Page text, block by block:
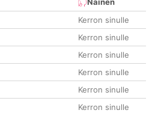
Kerron sinulle
Kerron sinulle
Kerron sinulle
Kerron sinulle
Kerron sinulle
Kerron sinulle